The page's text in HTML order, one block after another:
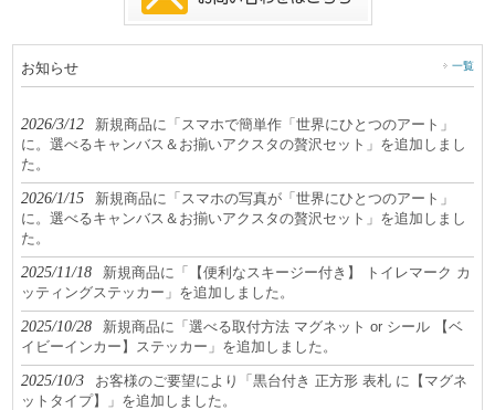
お知らせ 一覧
2026/3/12
新規商品に「スマホで簡単作「世界にひとつのアート」
に。選べるキャンバス＆お揃いアクスタの贅沢セット」を追加しまし
た。
2026/1/15
新規商品に「スマホの写真が「世界にひとつのアート」
に。選べるキャンバス＆お揃いアクスタの贅沢セット」を追加しまし
た。
2025/11/18
新規商品に「【便利なスキージー付き】 トイレマーク カ
ッティングステッカー」を追加しました。
2025/10/28
新規商品に「選べる取付方法 マグネット or シール 【ベ
イビーインカー】ステッカー」を追加しました。
2025/10/3
お客様のご要望により「黒台付き 正方形 表札 に【マグネ
ットタイプ】」を追加しました。